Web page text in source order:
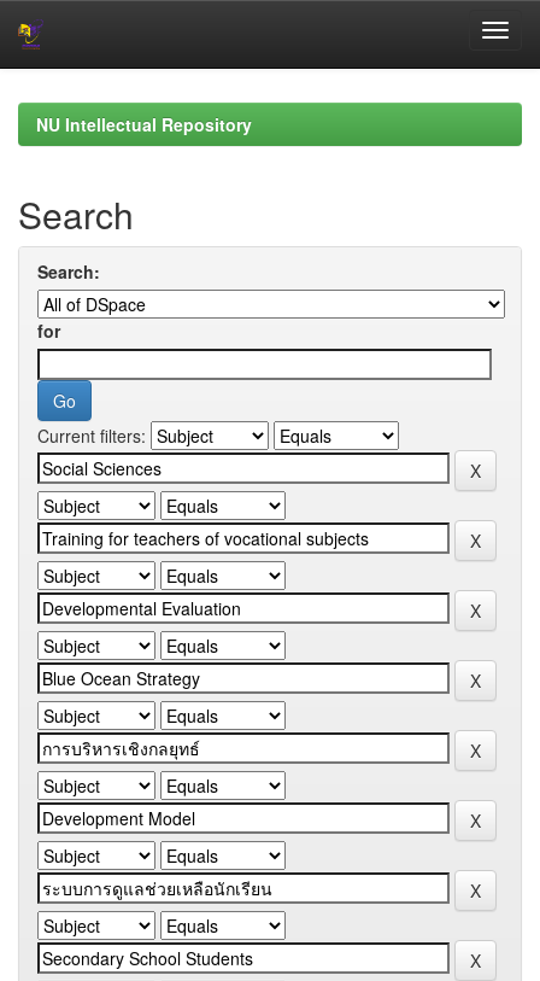
navigationNU Intellectual Repository
Search
Search:
for
Current filters: